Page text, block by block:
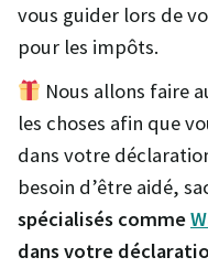
vous guider lors de
pour les impôts.
Nous allons faire
les choses afin que
dans votre
besoin d’être aidé,
spécialisés comme
dans votre